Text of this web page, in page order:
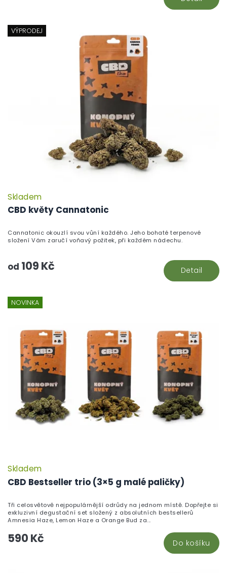
VÝPRODEJ
CBD květy Cannatonic
Skladem
od 109 Kč Detail
Cannatonic okouzlí svou vůní každého. Jeho bohaté terpenové
složení Vám zaručí voňavý požitek, při každém nádechu.
NOVINKA
CBD Bestseller trio (3×5 g malé paličky)
Skladem
590 Kč Do košíku
Tři celosvětově nejpopulárnější odrůdy na jednom místě. Dopřejte si
exkluzivní degustační set složený z absolutních bestsellerů
Amnesia Haze, Lemon Haze a Orange Bud za...